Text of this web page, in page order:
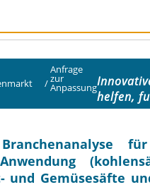
/
Anfrage
zur
Anpassung
helfen,
und Gemüsesäfte